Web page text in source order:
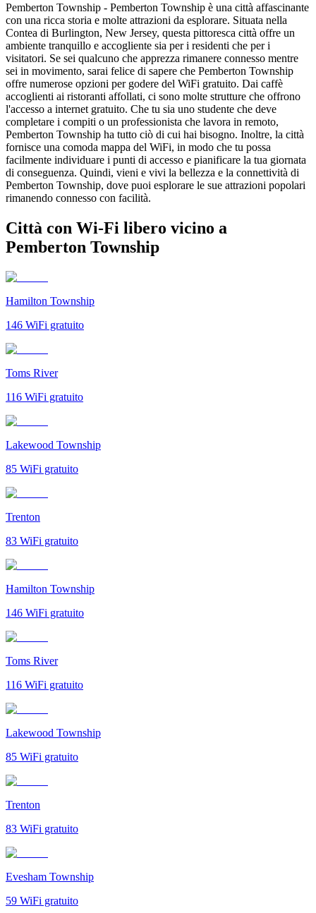
Pemberton Township - Pemberton Township è una città affascinante
con una ricca storia e molte attrazioni da esplorare. Situata nella
Contea di Burlington, New Jersey, questa pittoresca città offre un
ambiente tranquillo e accogliente sia per i residenti che per i
visitatori. Se sei qualcuno che apprezza rimanere connesso mentre
sei in movimento, sarai felice di sapere che Pemberton Township
offre numerose opzioni per godere del WiFi gratuito. Dai caffè
accoglienti ai ristoranti affollati, ci sono molte strutture che offrono
l'accesso a internet gratuito. Che tu sia uno studente che deve
completare i compiti o un professionista che lavora in remoto,
Pemberton Township ha tutto ciò di cui hai bisogno. Inoltre, la città
fornisce una comoda mappa del WiFi, in modo che tu possa
facilmente individuare i punti di accesso e pianificare la tua giornata
di conseguenza. Quindi, vieni e vivi la bellezza e la connettività di
Pemberton Township, dove puoi esplorare le sue attrazioni popolari
rimanendo connesso con facilità.
Città con Wi-Fi libero vicino a
Pemberton Township
Hamilton Township
146 WiFi gratuito
Toms River
116 WiFi gratuito
Lakewood Township
85 WiFi gratuito
Trenton
83 WiFi gratuito
Hamilton Township
146 WiFi gratuito
Toms River
116 WiFi gratuito
Lakewood Township
85 WiFi gratuito
Trenton
83 WiFi gratuito
Evesham Township
59 WiFi gratuito